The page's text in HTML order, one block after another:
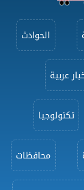
الحوادث
عربية
تكنولوجيا
محافظات